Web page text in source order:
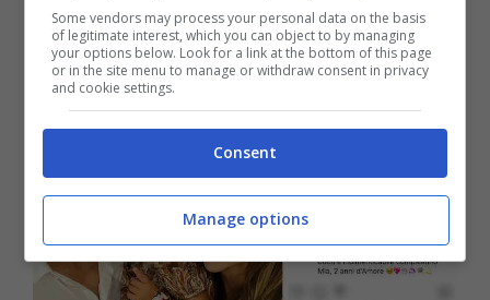
Some vendors may process your personal data on the basis
of legitimate interest, which you can object to by managing
your options below. Look for a link at the bottom of this page
or in the site menu to manage or withdraw consent in privacy
and cookie settings.
Consent
Manage options